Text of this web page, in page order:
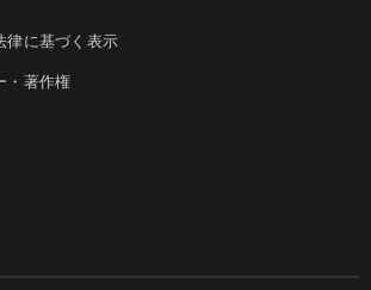
律に基づく表示
・著作権